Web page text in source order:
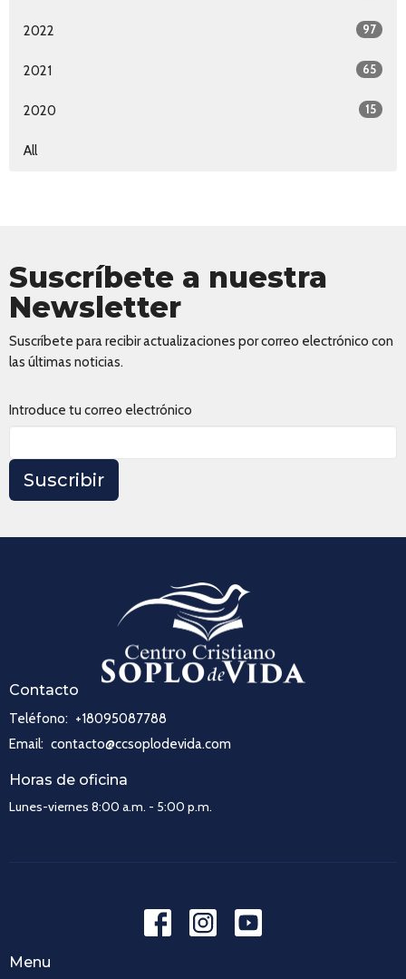
2022 97
2021 65
2020 15
All
Suscríbete a nuestra
Newsletter
Suscríbete para recibir actualizaciones por correo electrónico con
las últimas noticias.
Introduce tu correo electrónico
Suscribir
Contacto
Teléfono: +18095087788
Email: contacto@ccsoplodevida.com
Horas de oficina
Lunes-viernes 8:00 a.m. - 5:00 p.m.
Menu